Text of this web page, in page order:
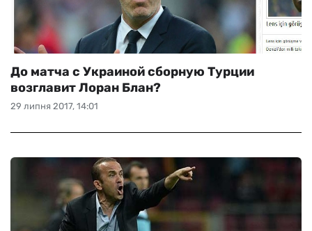
29 липня 2017, 14:01
До матча с Украиной сборную Турции
возглавит Лоран Блан?